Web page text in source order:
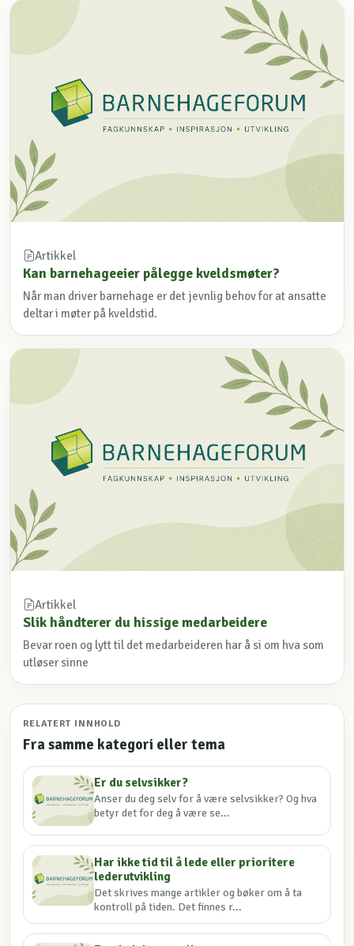
Artikkel
Kan barnehageeier pålegge kveldsmøter?
Når man driver barnehage er det jevnlig behov for at ansatte
deltar i møter på kveldstid.
Artikkel
Slik håndterer du hissige medarbeidere
Bevar roen og lytt til det medarbeideren har å si om hva som
utløser sinne
RELATERT INNHOLD
Fra samme kategori eller tema
Er du selvsikker?
Anser du deg selv for å være selvsikker? Og hva
betyr det for deg å være se...
Har ikke tid til å lede eller prioritere
lederutvikling
Det skrives mange artikler og bøker om å ta
kontroll på tiden. Det finnes r...